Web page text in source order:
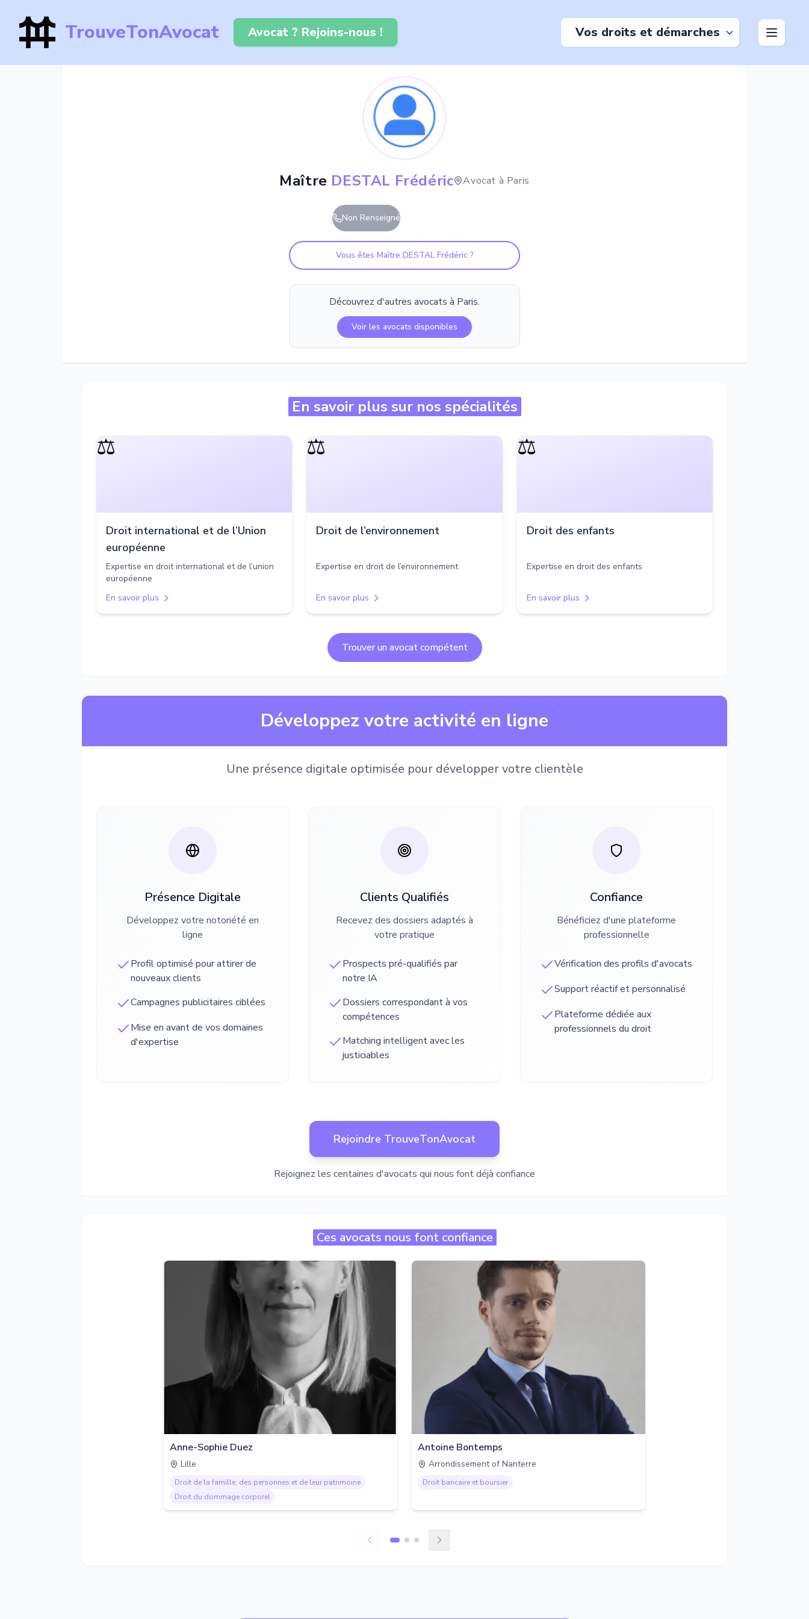
TrouveTonAvocat Avocat ? Rejoins-nous ! Vos droits et démarches
Maître DESTAL Frédéric Avocat à Paris
Non Renseigné
Vous êtes Maître DESTAL Frédéric ?
Découvrez d'autres avocats à Paris.
Voir les avocats disponibles
En savoir plus sur nos spécialités
⚖️
Droit international et de l’Union
européenne
Expertise en droit international et de l’union
européenne
En savoir plus
⚖️
Droit de l’environnement
Expertise en droit de l’environnement
En savoir plus
⚖️
Droit des enfants
Expertise en droit des enfants
En savoir plus
Trouver un avocat compétent
Développez votre activité en ligne
Une présence digitale optimisée pour développer votre clientèle
Présence Digitale
Développez votre notoriété en
ligne
Profil optimisé pour attirer de
nouveaux clients
Campagnes publicitaires ciblées
Mise en avant de vos domaines
d'expertise
Clients Qualifiés
Recevez des dossiers adaptés à
votre pratique
Prospects pré-qualifiés par
notre IA
Dossiers correspondant à vos
compétences
Matching intelligent avec les
justiciables
Confiance
Bénéficiez d'une plateforme
professionnelle
Vérification des profils d'avocats
Support réactif et personnalisé
Plateforme dédiée aux
professionnels du droit
Rejoindre TrouveTonAvocat
Rejoignez les centaines d'avocats qui nous font déjà confiance
Ces avocats nous font confiance
Anne-Sophie Duez
Lille
Droit de la famille, des personnes et de leur patrimoine
Droit du dommage corporel
Antoine Bontemps
Arrondissement of Nanterre
Droit bancaire et boursier